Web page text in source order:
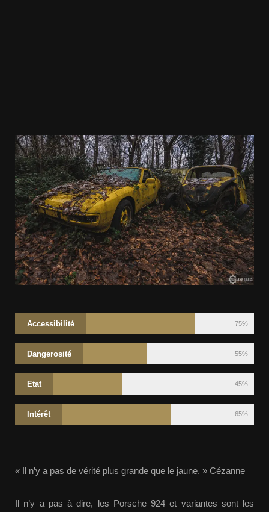
Accessibilité 75%
Dangerosité 55%
Etat 45%
Intérêt 65%
« Il n’y a pas de vérité plus grande que le jaune. » Cézanne
Il n’y a pas à dire, les Porsche 924 et variantes sont les